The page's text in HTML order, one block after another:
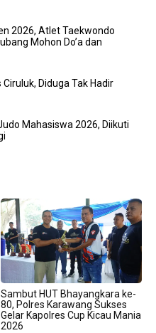
2026, Atlet Taekwondo
Mohon Do’a dan
Diduga Tak Hadir
Mahasiswa 2026, Diikuti
Sambut HUT Bhayangkara ke-
80, Polres Karawang Sukses
Gelar Kapolres Cup Kicau Mania
2026